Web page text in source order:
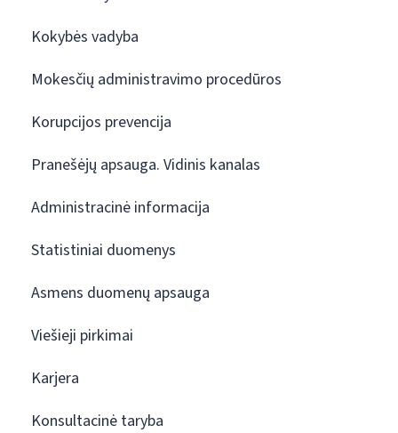
Kokybės vadyba
Mokesčių administravimo procedūros
Korupcijos prevencija
Pranešėjų apsauga. Vidinis kanalas
Administracinė informacija
Statistiniai duomenys
Asmens duomenų apsauga
Viešieji pirkimai
Karjera
Konsultacinė taryba